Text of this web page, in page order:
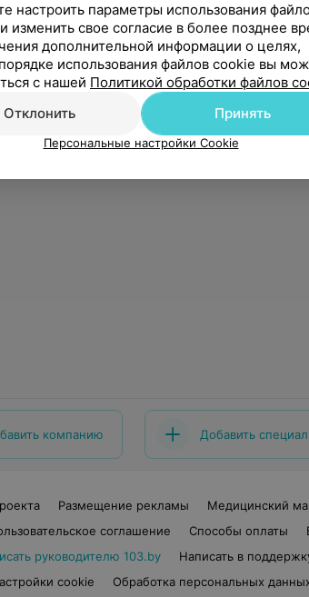
компанию Добавить
Размещение рекламы
Медицинский
соглашение Способы оплаты
руководителю 103.by
Написать в
cookie
Обработка персональных
настроить параметры использования
изменить свое согласие в более позднее
дополнительной информации о целях,
использования файлов cookie вы
с нашей Политикой обработки файлов
Отклонить
Принять
Персональные настройки Cookie